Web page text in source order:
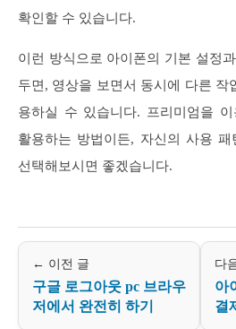
확인할 수 있습니다.
이런 방식으로 아이폰의 기본 설정
두면, 영상을 보면서 동시에 다른 작
용하실 수 있습니다. 프리미엄을
활용하는 방법이든, 자신의 사용 패
선택해보시면 좋겠습니다.
← 이전 글
구글 로그아웃 pc 브라우
저에서 완전히 하기
다
아
결